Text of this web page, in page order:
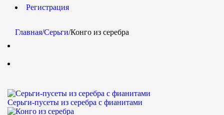
Регистрация
Главная/Серьги/Конго из серебра
Серьги-пусеты из серебра с фианитами